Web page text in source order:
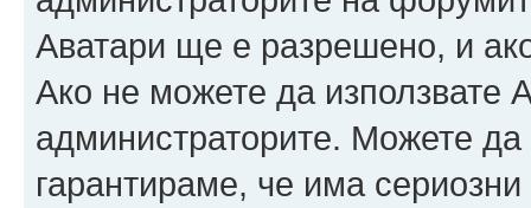
Аватари ще е разрешено, и
Ако не можете да използвате
администраторите. Можете да
гарантираме, че има сериозни